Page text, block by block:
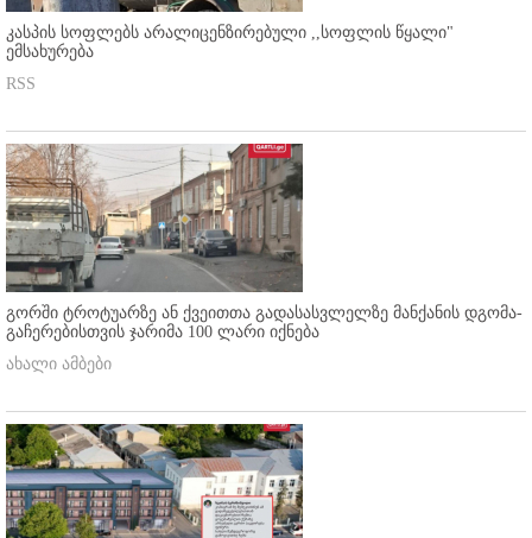
კასპის სოფლებს არალიცენზირებული ,,სოფლის წყალი"
ემსახურება
RSS
გორში ტროტუარზე ან ქვეითთა გადასასვლელზე მანქანის დგომა-
გაჩერებისთვის ჯარიმა 100 ლარი იქნება
ახალი ამბები